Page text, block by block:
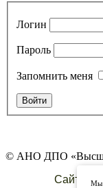
Логин
Пароль
Запомнить меня
© АНО ДПО «Высшая
Сайт
Мы